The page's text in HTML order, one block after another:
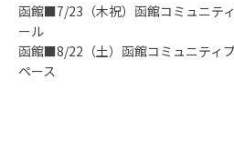
函館■7/23（木祝） 函館コミュニテ
ール
函館■8/22（土） 函館コミュニティ
ペース